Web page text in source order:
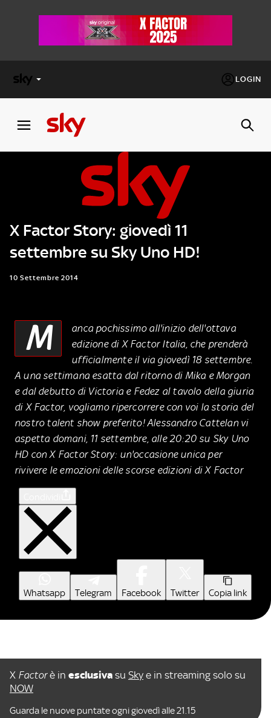
LOGIN
FACTOR
Cos’altro vedere:
PROGRAMMI SKY
Un mondo di offerte:
SKY.IT
X Factor Story: giovedì 11
settembre su Sky Uno HD!
10 Settembre 2014
M
anca pochissimo all'inizio dell'ottava
edizione di X Factor Italia, che prenderà
ufficialmente il via giovedì 18 settembre.
A una settimana esatta dal ritorno di Mika e Morgan
e dal debutto di Victoria e Fedez al tavolo della giuria
di X Factor, vogliamo ripercorrere con voi la storia del
nostro talent show preferito! Alessandro Cattelan vi
aspetta domani, 11 settembre, alle 20:20 su Sky Uno
HD con X Factor Story: un'occasione unica per
rivivere le emozioni delle scorse edizioni di X Factor
Whatsapp Telegram Facebook Twitter Copia link
X Factorè in esclusiva su Sky e in streaming solo su
NOW
Guarda le nuove puntate ogni giovedì alle 21.15